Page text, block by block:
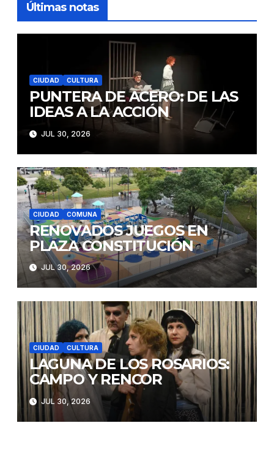
Últimas notas
CIUDAD CULTURA
PUNTERA DE ACERO: DE LAS
IDEAS A LA ACCIÓN
JUL 30, 2026
CIUDAD COMUNA
RENOVADOS JUEGOS EN
PLAZA CONSTITUCIÓN
JUL 30, 2026
CIUDAD CULTURA
LAGUNA DE LOS ROSARIOS:
CAMPO Y RENCOR
JUL 30, 2026